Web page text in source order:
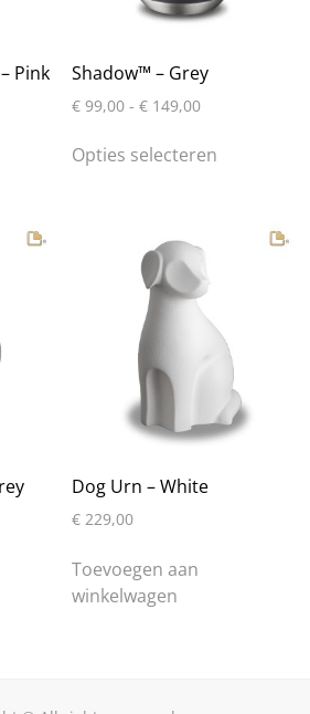
Pink Shadow™ – Grey
€ 99,00 - € 149,00Prijsklasse:
tot
Opties selecteren
variaties.
gekozen
worden
op
de
Dog Urn – White
€ 229,00
Toevoegen aan
winkelwagen